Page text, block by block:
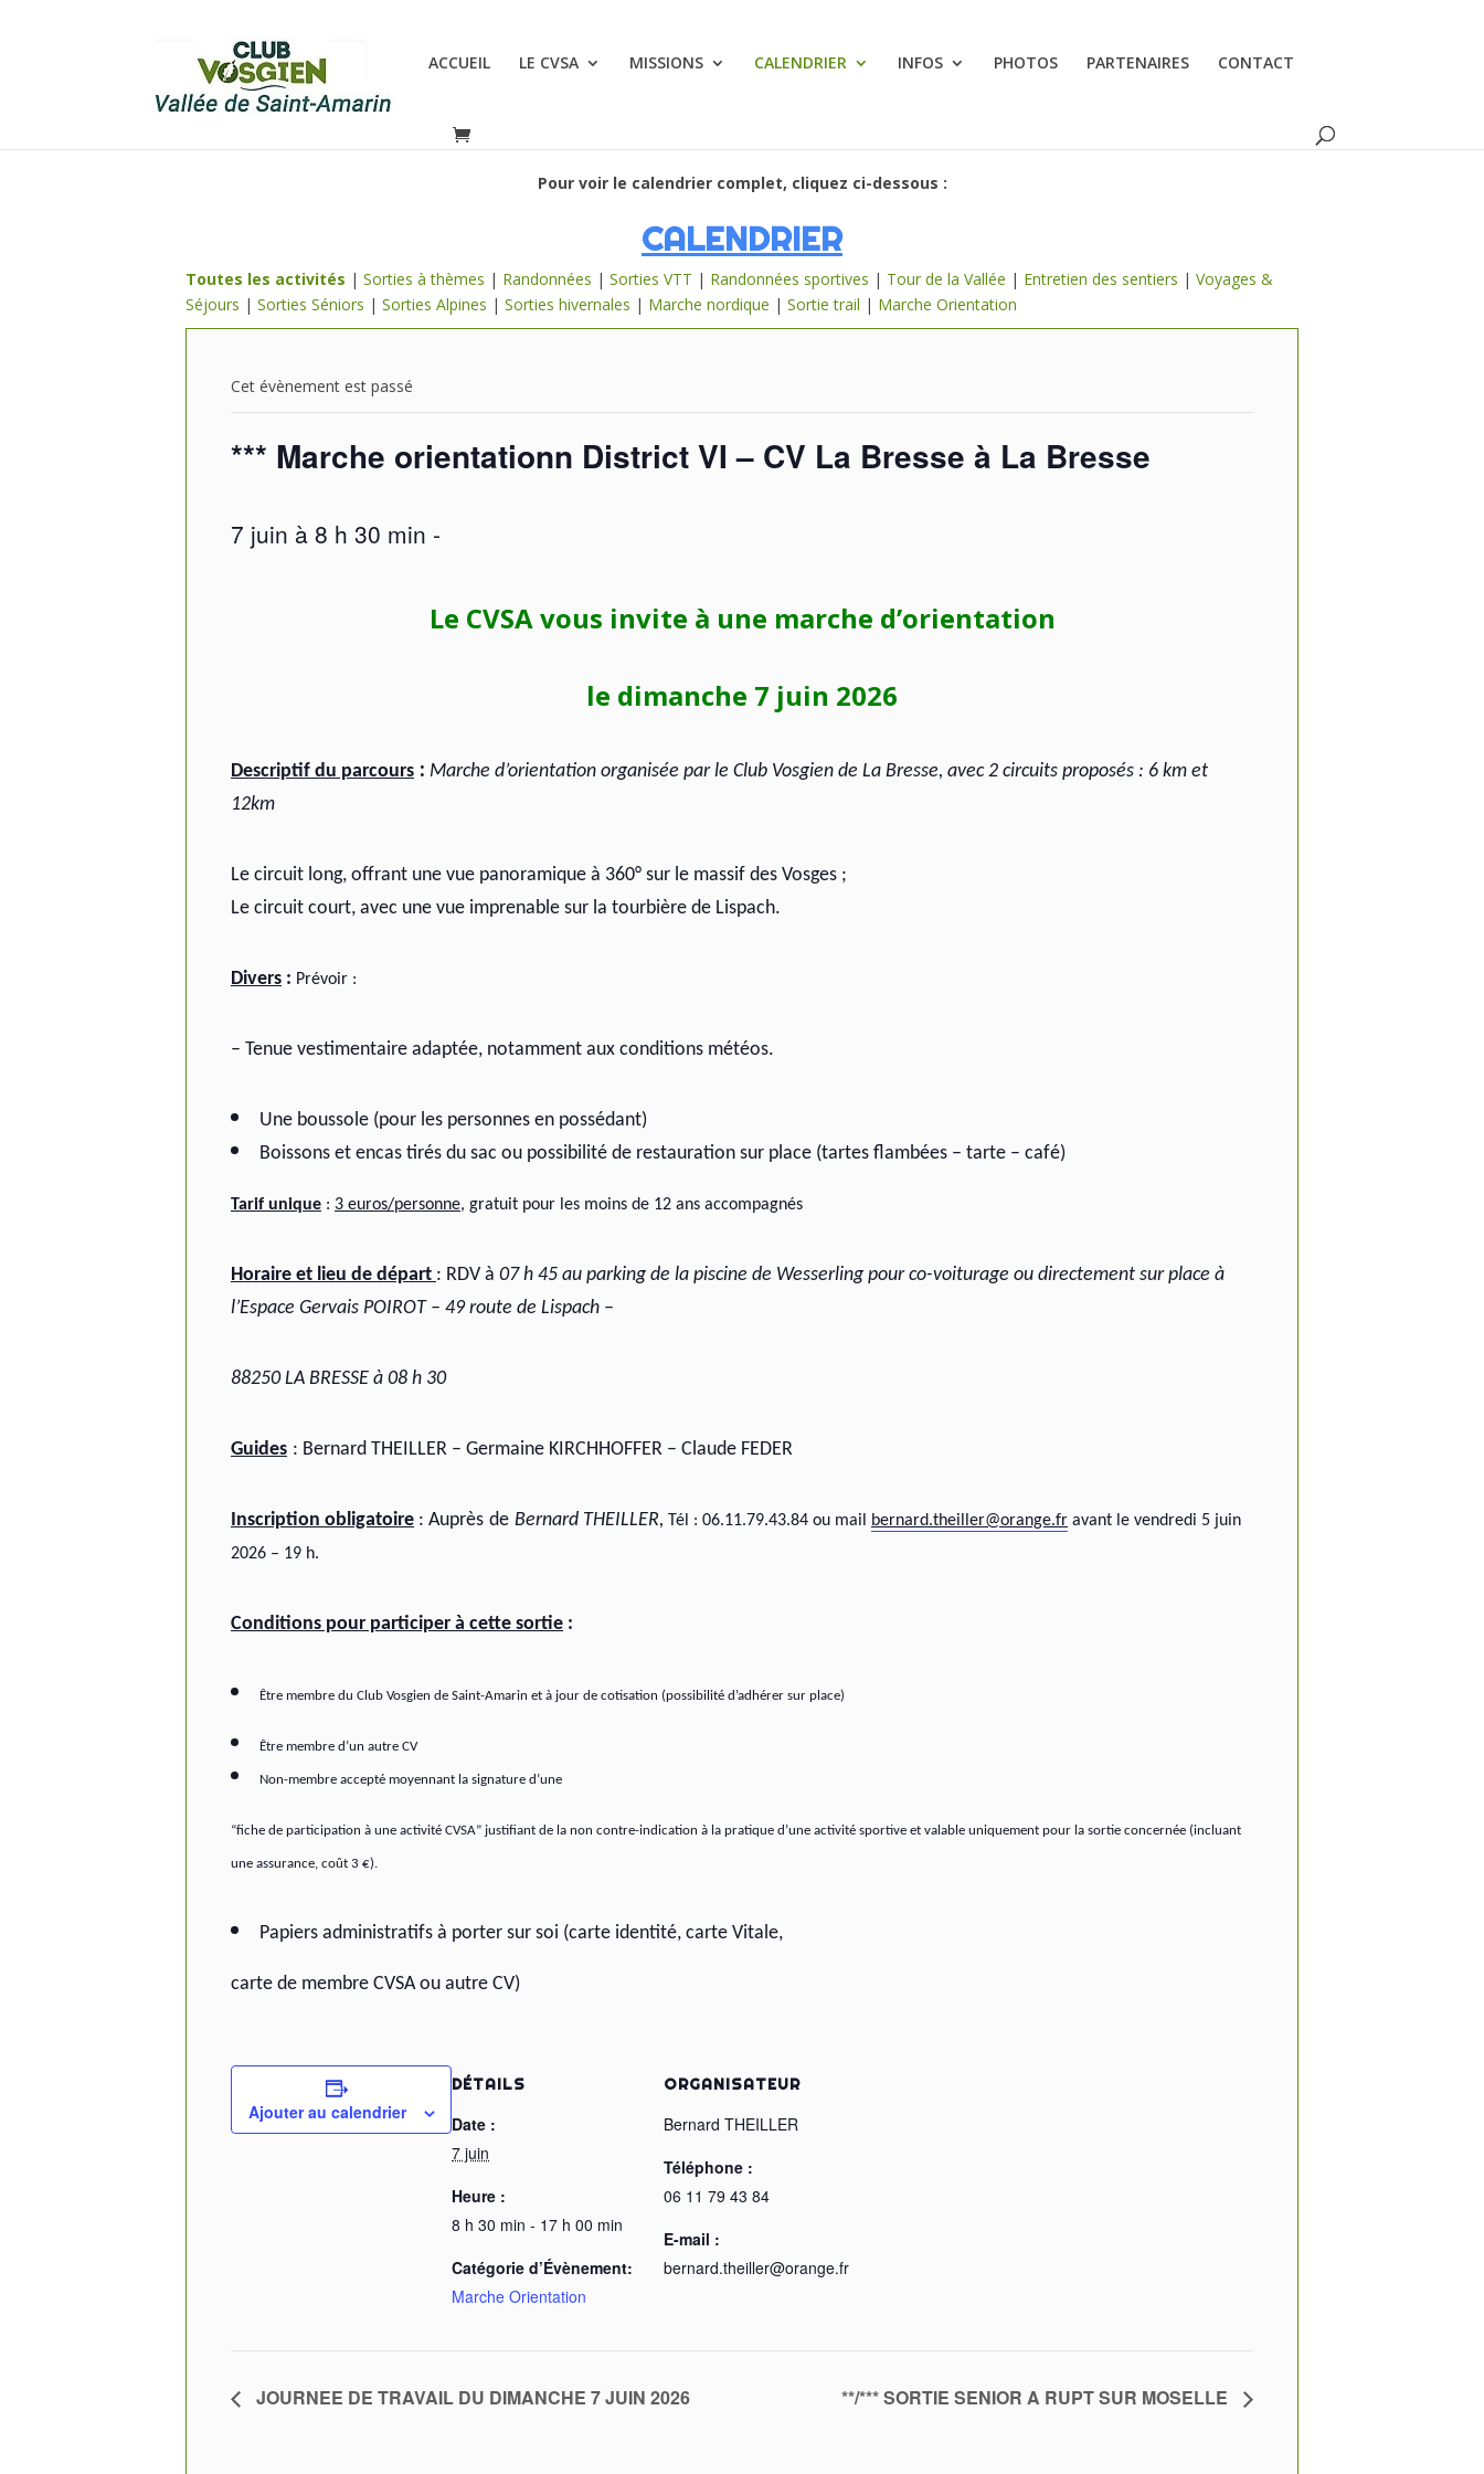
ACCUEIL LE CVSA MISSIONS CALENDRIER INFOS PHOTOS PARTENAIRES CONTACT
Pour voir le calendrier complet, cliquez ci-dessous :
CALENDRIER
Toutes les activités | Sorties à thèmes | Randonnées | Sorties VTT | Randonnées sportives | Tour de la Vallée | Entretien des sentiers | Voyages &
Séjours | Sorties Séniors | Sorties Alpines | Sorties hivernales | Marche nordique | Sortie trail | Marche Orientation
Cet évènement est passé
*** Marche orientationn District VI – CV La Bresse à La Bresse
7 juin à 8 h 30 min -
Le CVSA vous invite à une marche d’orientation
le dimanche 7 juin 2026
Descriptif du parcours : Marche d’orientation organisée par le Club Vosgien de La Bresse, avec 2 circuits proposés : 6 km et
12km
Le circuit long, offrant une vue panoramique à 360° sur le massif des Vosges ;
Le circuit court, avec une vue imprenable sur la tourbière de Lispach.
Divers : Prévoir :
– Tenue vestimentaire adaptée, notamment aux conditions météos.
Une boussole (pour les personnes en possédant)
Boissons et encas tirés du sac ou possibilité de restauration sur place (tartes flambées – tarte – café)
Tarif unique : 3 euros/personne, gratuit pour les moins de 12 ans accompagnés
Horaire et lieu de départ : RDV à 07 h 45 au parking de la piscine de Wesserling pour co-voiturage ou directement sur place à
l’Espace Gervais POIROT – 49 route de Lispach –
88250 LA BRESSE à 08 h 30
Guides : Bernard THEILLER – Germaine KIRCHHOFFER – Claude FEDER
Inscription obligatoire : Auprès de Bernard THEILLER, Tél : 06.11.79.43.84 ou mail bernard.theiller@orange.fr avant le vendredi 5 juin
2026 – 19 h.
Conditions pour participer à cette sortie :
Être membre du Club Vosgien de Saint-Amarin et à jour de cotisation (possibilité d’adhérer sur place)
Être membre d’un autre CV
Non-membre accepté moyennant la signature d’une
“fiche de participation à une activité CVSA” justifiant de la non contre-indication à la pratique d’une activité sportive et valable uniquement pour la sortie concernée (incluant
une assurance, coût 3 €).
Papiers administratifs à porter sur soi (carte identité, carte Vitale,
carte de membre CVSA ou autre CV)
Ajouter au calendrier
DÉTAILS
Date :
7 juin
Heure :
8 h 30 min - 17 h 00 min
Catégorie d’Évènement:
Marche Orientation
ORGANISATEUR
Bernard THEILLER
Téléphone :
06 11 79 43 84
E-mail :
bernard.theiller@orange.fr
JOURNEE DE TRAVAIL DU DIMANCHE 7 JUIN 2026 **/*** SORTIE SENIOR A RUPT SUR MOSELLE